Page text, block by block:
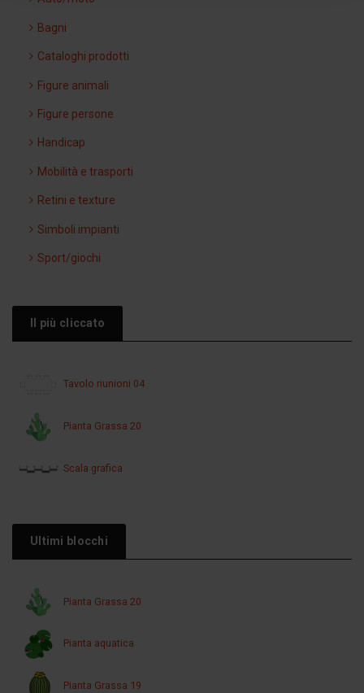
Bagni
Cataloghi prodotti
Figure animali
Figure persone
Handicap
Mobilità e trasporti
Retini e texture
Simboli impianti
Sport/giochi
Il più cliccato
Tavolo riunioni 04
Pianta Grassa 20
Scala grafica
Ultimi blocchi
Pianta Grassa 20
Pianta aquatica
Pianta Grassa 19